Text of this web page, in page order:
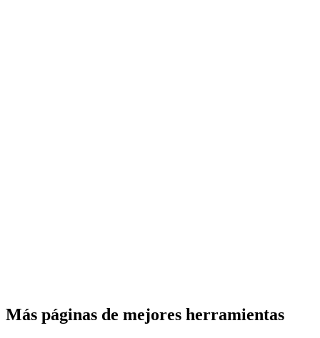
Más páginas de mejores herramientas